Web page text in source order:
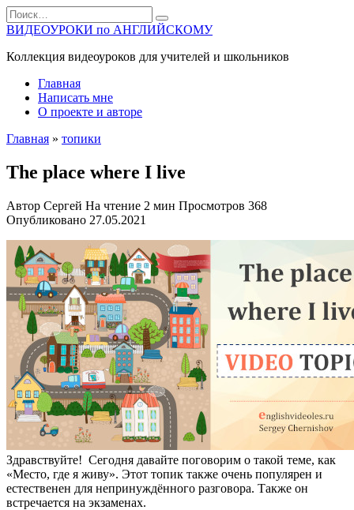
Перейти
к
содержанию
Search
for:
ВИДЕОУРОКИ по АНГЛИЙСКОМУ
Коллекция видеоуроков для учителей и школьников
Главная
Написать мне
О проекте и авторе
Главная » топики
The place where I live
Автор Сергей На чтение 2 мин Просмотров 368
Опубликовано 27.05.2021
Здравствуйте! Сегодня давайте поговорим о такой теме, как
«Место, где я живу». Этот топик также очень популярен и
естественен для непринуждённого разговора. Также он
встречается на экзаменах.